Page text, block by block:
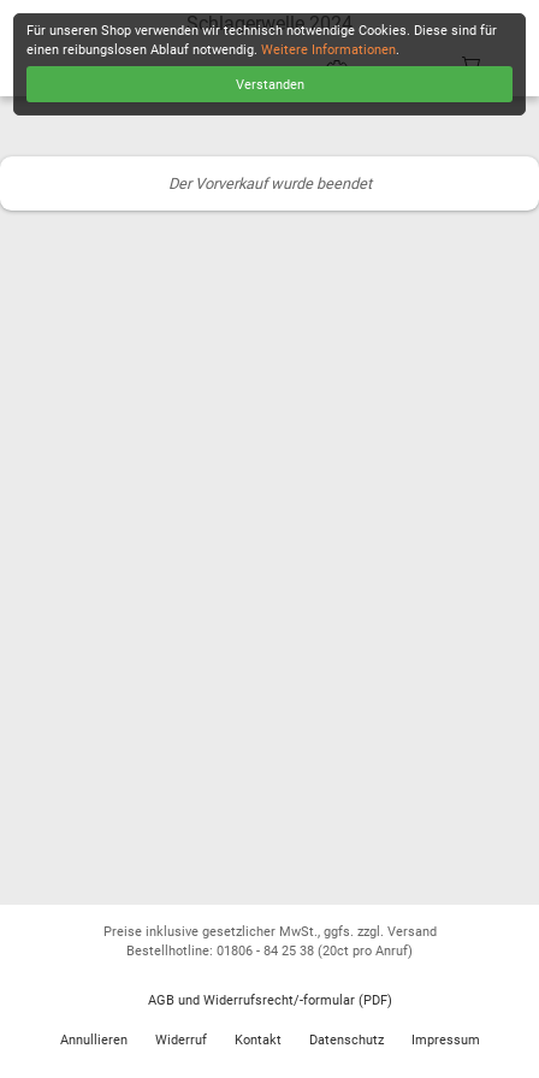
Schlagerwelle 2024
Der Vorverkauf wurde beendet
Für unseren Shop verwenden wir technisch notwendige Cookies. Diese sind für
einen reibungslosen Ablauf notwendig.Weitere Informationen.
Verstanden
Preise inklusive gesetzlicher MwSt., ggfs. zzgl. Versand
Bestellhotline: 01806 - 84 25 38 (20ct pro Anruf)
AGB und Widerrufsrecht/-formular (PDF)
Annullieren Widerruf Kontakt Datenschutz Impressum